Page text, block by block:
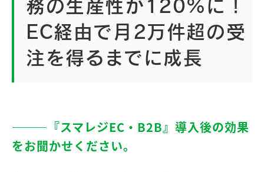
務の生産性が120%に！
EC経由で月2万件超の受
注を得るまでに成長
―――『スマレジEC・B2B』導⼊後の効果
をお聞かせください。